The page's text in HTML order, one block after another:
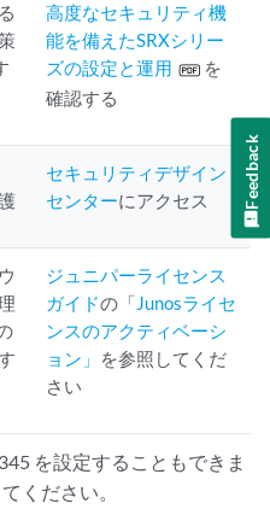
高度なセキュリティ機
能を備えたSRXシリー
ズの設定と運用
を
確認する
セキュリティデザイン
センターにアクセス
ジュニパーライセンス
ガイドの「Junosライセ
ンスのアクティベーシ
ョン」 を参照してくだ
さい
を設定することもできま
ください。
Feedback